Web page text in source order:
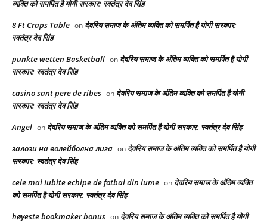
व्यक्ति को समर्पित है योगी सरकार: स्वतंत्र देव सिंह
8 Ft Craps Table on देवरिय समाज के अंतिम व्यक्ति को समर्पित है योगी सरकार:
स्वतंत्र देव सिंह
punkte wetten Basketball on देवरिय समाज के अंतिम व्यक्ति को समर्पित है योगी
सरकार: स्वतंत्र देव सिंह
casino sant pere de ribes on देवरिय समाज के अंतिम व्यक्ति को समर्पित है योगी
सरकार: स्वतंत्र देव सिंह
Angel on देवरिय समाज के अंतिम व्यक्ति को समर्पित है योगी सरकार: स्वतंत्र देव सिंह
залози на волейболна лига on देवरिय समाज के अंतिम व्यक्ति को समर्पित है योगी
सरकार: स्वतंत्र देव सिंह
cele mai Iubite echipe de fotbal din lume on देवरिय समाज के अंतिम व्यक्ति
को समर्पित है योगी सरकार: स्वतंत्र देव सिंह
høyeste bookmaker bonus on देवरिय समाज के अंतिम व्यक्ति को समर्पित है योगी